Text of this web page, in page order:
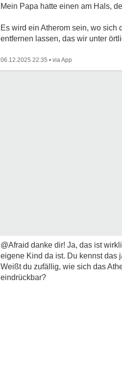
Mein Papa hatte einen am Hals,
Es wird ein Atherom sein, wo
entfernen lassen, das wir unter
06.12.2025 22:35 •
@Afraid danke dir! Ja, das ist
eigene Kind da ist. Du kennst das
Weißt du zufällig, wie sich das
eindrückbar?